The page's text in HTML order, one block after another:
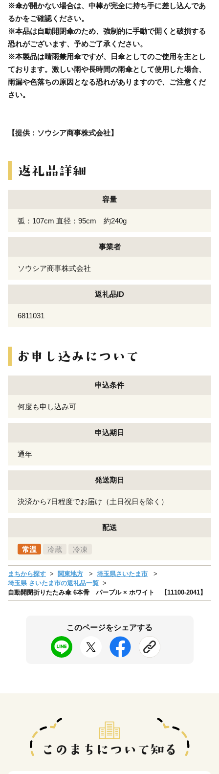
※傘が開かない場合は、中棒が完全に持ち手に差し込んであ
るかをご確認ください。
※本品は自動開閉傘のため、強制的に手動で開くと破損する
恐れがございます、予めご了承ください。
※本製品は晴雨兼用傘ですが、日傘としてのご使用を主とし
ております。激しい雨や長時間の雨傘として使用した場合、
雨漏や色落ちの原因となる恐れがありますので、ご注意くだ
さい。
【提供：ソウシア商事株式会社】
容量
弧：107cm 直径：95cm 約240g
事業者
ソウシア商事株式会社
返礼品ID
6811031
申込条件
何度も申し込み可
申込期日
通年
発送期日
決済から7日程度でお届け（土日祝日を除く）
配送
常温 冷蔵 冷凍
まちから探す 関東地方
埼玉県さいたま市
埼玉県 さいたま市の返礼品一覧
自動開閉折りたたみ傘 6本骨 パープル × ホワイト 【11100-2041】
このページをシェアする